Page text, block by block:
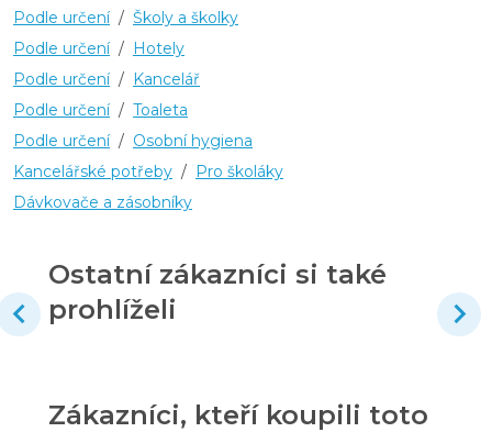
Podle určení / Školy a školky
Podle určení / Hotely
Podle určení / Kancelář
Podle určení / Toaleta
Podle určení / Osobní hygiena
Kancelářské potřeby / Pro školáky
Dávkovače a zásobníky
Ostatní zákazníci si také
prohlíželi
Zákazníci, kteří koupili toto